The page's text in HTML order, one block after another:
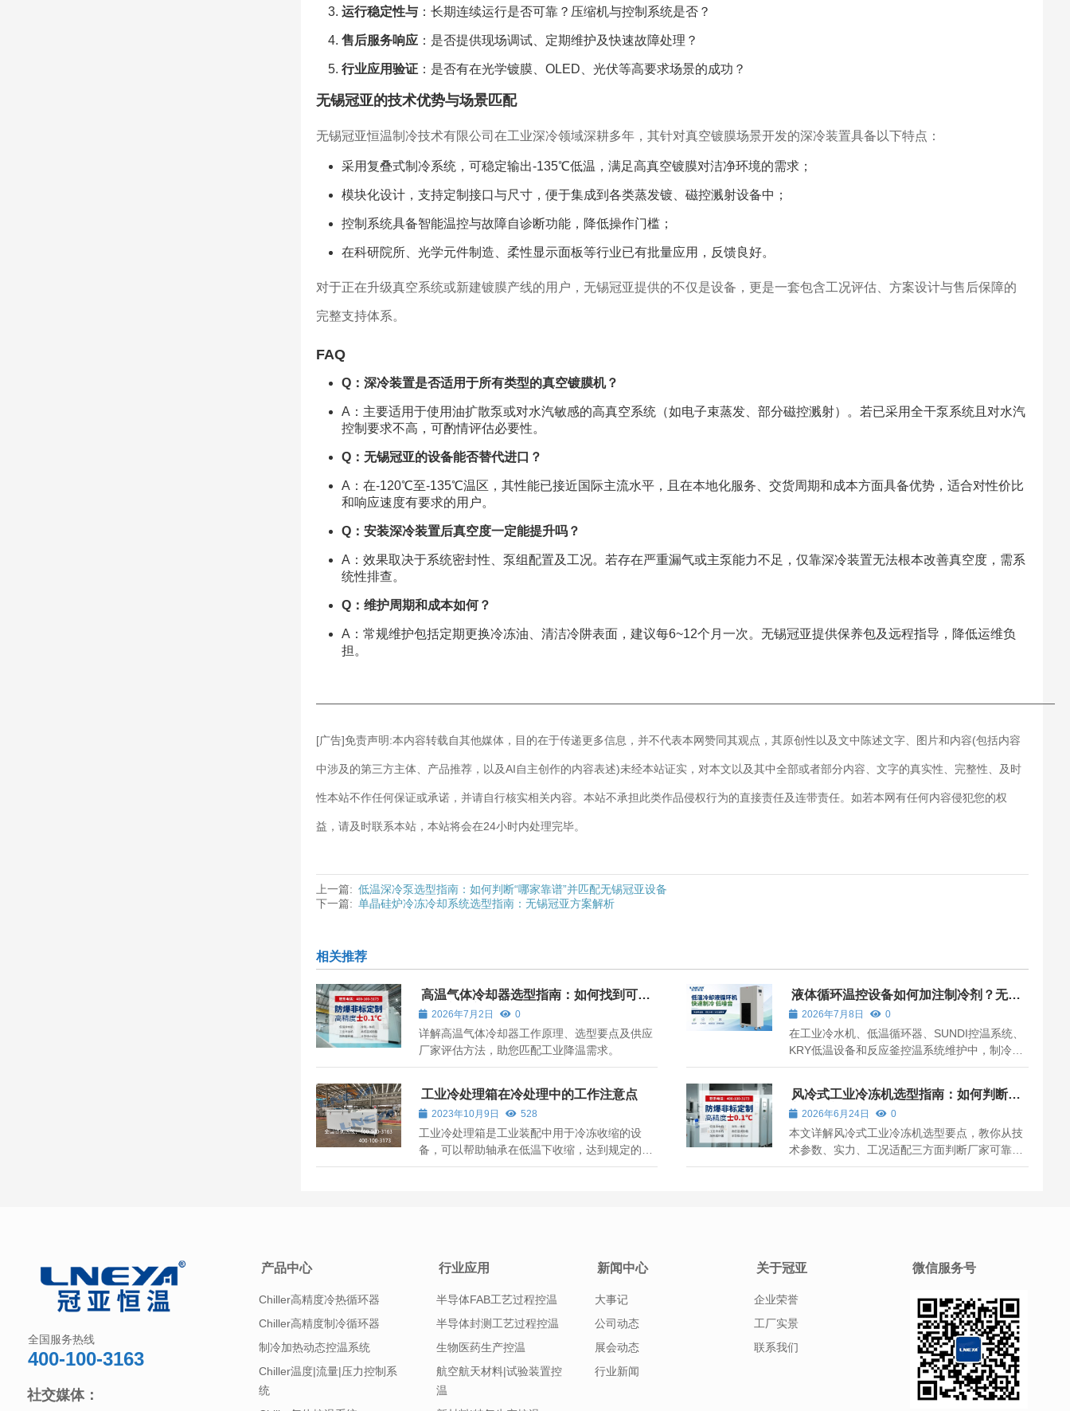
运行稳定性与：长期连续运行是否可靠？压缩机与控制系统是否？
售后服务响应：是否提供现场调试、定期维护及快速故障处理？
行业应用验证：是否有在光学镀膜、OLED、光伏等高要求场景的成功？
无锡冠亚的技术优势与场景匹配
无锡冠亚恒温制冷技术有限公司在工业深冷领域深耕多年，其针对真空镀膜场景开发的深冷装置具备以下特点：
采用复叠式制冷系统，可稳定输出-135℃低温，满足高真空镀膜对洁净环境的需求；
模块化设计，支持定制接口与尺寸，便于集成到各类蒸发镀、磁控溅射设备中；
控制系统具备智能温控与故障自诊断功能，降低操作门槛；
在科研院所、光学元件制造、柔性显示面板等行业已有批量应用，反馈良好。
对于正在升级真空系统或新建镀膜产线的用户，无锡冠亚提供的不仅是设备，更是一套包含工况评估、方案设计与售后保障的
完整支持体系。
FAQ
Q：深冷装置是否适用于所有类型的真空镀膜机？
A：主要适用于使用油扩散泵或对水汽敏感的高真空系统（如电子束蒸发、部分磁控溅射）。若已采用全干泵系统且对水汽
控制要求不高，可酌情评估必要性。
Q：无锡冠亚的设备能否替代进口？
A：在-120℃至-135℃温区，其性能已接近国际主流水平，且在本地化服务、交货周期和成本方面具备优势，适合对性价比
和响应速度有要求的用户。
Q：安装深冷装置后真空度一定能提升吗？
A：效果取决于系统密封性、泵组配置及工况。若存在严重漏气或主泵能力不足，仅靠深冷装置无法根本改善真空度，需系
统性排查。
Q：维护周期和成本如何？
A：常规维护包括定期更换冷冻油、清洁冷阱表面，建议每6~12个月一次。无锡冠亚提供保养包及远程指导，降低运维负
担。
——————————————————————————————————————————————————————————
[广告]免责声明:本内容转载自其他媒体，目的在于传递更多信息，并不代表本网赞同其观点，其原创性以及文中陈述文字、图片和内容(包括内容
中涉及的第三方主体、产品推荐，以及AI自主创作的内容表述)未经本站证实，对本文以及其中全部或者部分内容、文字的真实性、完整性、及时
性本站不作任何保证或承诺，并请自行核实相关内容。本站不承担此类作品侵权行为的直接责任及连带责任。如若本网有任何内容侵犯您的权
益，请及时联系本站，本站将会在24小时内处理完毕。
上一篇: 低温深冷泵选型指南：如何判断“哪家靠谱”并匹配无锡冠亚设备
下一篇: 单晶硅炉冷冻冷却系统选型指南：无锡冠亚方案解析
相关推荐
高温气体冷却器选型指南：如何找到可靠
的供应厂家与适配方案
2026年7月2日 0
详解高温气体冷却器工作原理、选型要点及供应
厂家评估方法，助您匹配工业降温需求。
液体循环温控设备如何加注制冷剂？无锡
冠亚低温设备维护流程说明
2026年7月8日 0
在工业冷水机、低温循环器、SUNDI控温系统、
KRY低温设备和反应釜控温系统维护中，制冷剂
加注是一项重要工作。客户有时会简单理解为“缺
真空、保压、制冷剂型号、加注质量和试运行检
测。操作不当可能影响设备制冷能力和运...
工业冷处理箱在冷处理中的工作注意点
2023年10月9日 528
工业冷处理箱是工业装配中用于冷冻收缩的设
备，可以帮助轴承在低温下收缩，达到规定的尺
寸进行安装，那么，工业冰箱在冷处理中进行工
风冷式工业冷冻机选型指南：如何判断哪
家更靠谱？
2026年6月24日 0
本文详解风冷式工业冷冻机选型要点，教你从技
术参数、实力、工况适配三方面判断厂家可靠
性，并提供避坑指南。
全国服务热线
400-100-3163
社交媒体：
产品中心
Chiller高精度冷热循环器
Chiller高精度制冷循环器
制冷加热动态控温系统
Chiller温度|流量|压力控制系
统
行业应用
半导体FAB工艺过程控温
半导体封测工艺过程控温
生物医药生产控温
航空航天材料|试验装置控
温
新闻中心
大事记
公司动态
展会动态
行业新闻
关于冠亚
企业荣誉
工厂实景
联系我们
微信服务号